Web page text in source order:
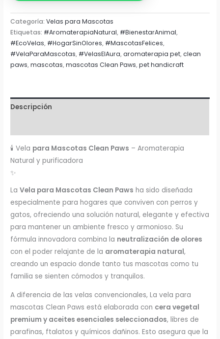
Aromaterapia
Natural
y
purificadora
(90g)
Categoría:Velas para Mascotas
Etiquetas: #AromaterapiaNatural, #BienestarAnimal,
#EcoVelas, #HogarSinOlores, #MascotasFelices,
#VelaParaMascotas, #VelasElAura,aromaterapia pet,clean
paws,mascotas,mascotas Clean Paws,pet handicraft
Descripción
🕯️ Vela para Mascotas Clean Paws – Aromaterapia
Natural y purificadora
✨
LaVela para Mascotas Clean Paws ha sido diseñada
especialmente para hogares que conviven con perros y
gatos, ofreciendo una solución natural, elegante y efectiva
para mantener un ambiente fresco y armonioso. Su
fórmula innovadora combina la neutralización de olores
con el poder relajante de la aromaterapia natural,
creando un espacio donde tanto tus mascotas como tu
familia se sienten cómodos y tranquilos.
A diferencia de las velas convencionales, La vela para
mascotas Clean Paws está elaborada con cera vegetal
premium y aceites esenciales seleccionados, libres de
parafinas, ftalatos y químicos dañinos. Esto asegura que la